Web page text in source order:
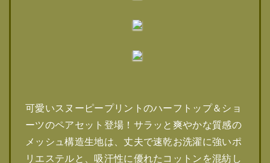
可愛いスヌーピープリントのハーフトップ＆ショ
ーツのペアセット登場！サラッと爽やかな質感の
メッシュ構造生地は、丈夫で速乾お洗濯に強いポ
リエステルと、吸汗性に優れたコットンを混紡し